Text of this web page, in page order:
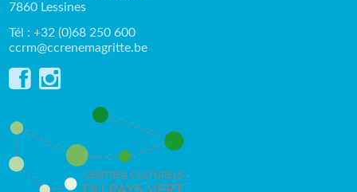
7860 Lessines
Tél : +32 (0)68 250 600
ccrm@ccrenemagritte.be